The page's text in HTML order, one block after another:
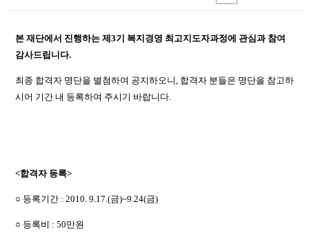
본 재단에서 진행하는 제3기 복지경영 최고지도자과정에 관심과 참여
감사드립니다.
최종 합격자 명단을 별첨하여 공지하오니, 합격자 분들은 명단을 참고하
시어 기간 내 등록하여 주시기 바랍니다.
<합격자 등록>
○ 등록기간 : 2010. 9.17.(금)~9.24(금)
○ 등록비 : 50만원